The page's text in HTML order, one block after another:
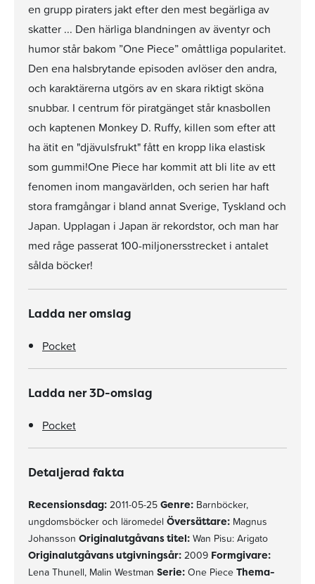
en grupp piraters jakt efter den mest begärliga av
skatter ... Den härliga blandningen av äventyr och
humor står bakom ”One Piece” omåttliga popularitet.
Den ena halsbrytande episoden avlöser den andra,
och karaktärerna utgörs av en skara riktigt sköna
snubbar. I centrum för piratgänget står knasbollen
och kaptenen Monkey D. Ruffy, killen som efter att
ha ätit en "djävulsfrukt" fått en kropp lika elastisk
som gummi!One Piece har kommit att bli lite av ett
fenomen inom mangavärlden, och serien har haft
stora framgångar i bland annat Sverige, Tyskland och
Japan. Upplagan i Japan är rekordstor, och man har
med råge passerat 100-miljonersstrecket i antalet
sålda böcker!
Ladda ner omslag
Pocket
Ladda ner 3D-omslag
Pocket
Detaljerad fakta
Recensionsdag: 2011-05-25 Genre: Barnböcker,
ungdomsböcker och läromedel Översättare: Magnus
Johansson Originalutgåvans titel: Wan Pisu: Arigato
Originalutgåvans utgivningsår: 2009 Formgivare:
Lena Thunell, Malin Westman Serie: One Piece Thema-